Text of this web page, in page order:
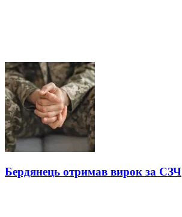
Бердянець отримав вирок за СЗЧ